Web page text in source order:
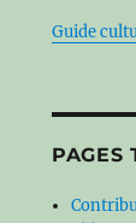
Guide
PAGES